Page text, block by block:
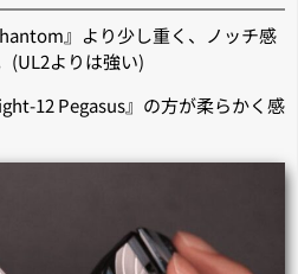
』より少し重く、ノッチ感
(UL2よりは強い)
12 Pegasus』の方が柔らかく感